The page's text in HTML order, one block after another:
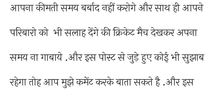
आपना कीमती समय बर्बाद नहीं करोगे और साथ ही आपने
परिबारो को भी सलाह देंगे की क्रिकेट मैच देखकर अपना
समय ना गाबाये .और इस पोस्ट से जुड़े हुए कोई भी सुझाब
रहेगा तोह आप मुझे कमेंट करके बाता सकते है .और इस